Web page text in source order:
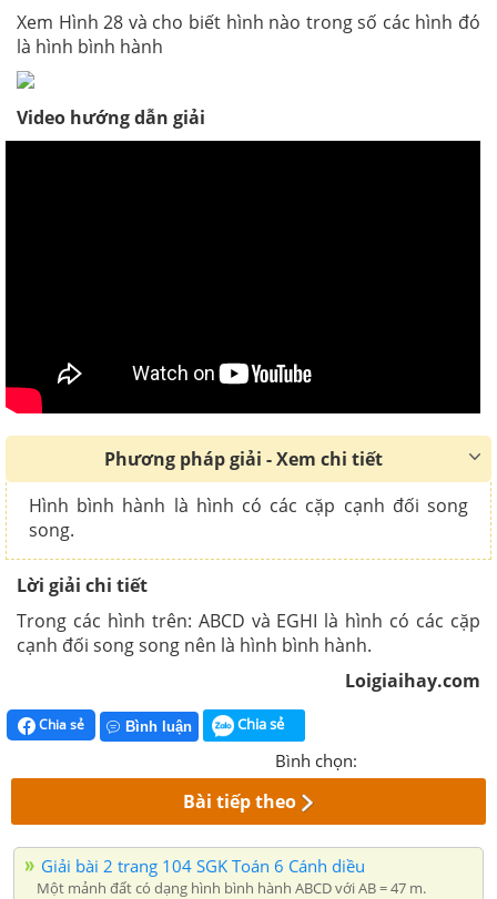
Xem Hình 28 và cho biết hình nào trong số các hình đó
là hình bình hành
Video hướng dẫn giải
Phương pháp giải - Xem chi tiết
Hình bình hành là hình có các cặp cạnh đối song
song.
Lời giải chi tiết
Trong các hình trên: ABCD và EGHI là hình có các cặp
cạnh đối song song nên là hình bình hành.
Loigiaihay.com
Chia sẻ Bình luận Chia sẻ
Bình chọn:
Bài tiếp theo
Giải bài 2 trang 104 SGK Toán 6 Cánh diều
Một mảnh đất có dạng hình bình hành ABCD với AB = 47 m.